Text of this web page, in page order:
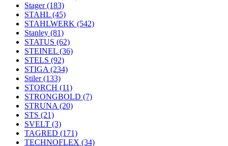
Stager(183)
STAHL (45)
STAHLWERK (542)
Stanley (81)
STATUS (62)
STEINEL (36)
STELS (92)
STIGA (234)
Stiler(133)
STORCH (11)
STRONGBOLD (7)
STRUNA (20)
STS (21)
SVELT (3)
TAGRED (171)
TECHNOFLEX (34)